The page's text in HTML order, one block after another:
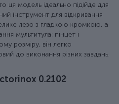
ця модель ідеально підійде для
інструмент для відкривання
лезо з гладкою кромкою, а
мультитула: пінцет і
розміру, він легко
до виконання різних завдань.
0.2102